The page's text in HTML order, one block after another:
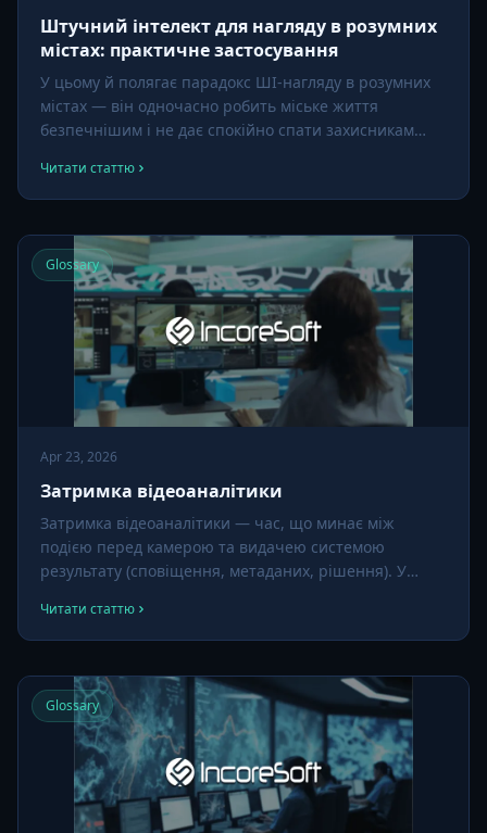
Штучний інтелект для нагляду в розумних
містах: практичне застосування
У цьому й полягає парадокс ШІ-нагляду в розумних
містах — він одночасно робить міське життя
безпечнішим і не дає спокійно спати захисникам
Читати статтю
Glossary
Apr 23, 2026
Затримка відеоаналітики
Затримка відеоаналітики — час, що минає між
подією перед камерою та видачею системою
результату (сповіщення, метаданих, рішення). У
вторгнення — затримка напряму впливає на
результати. Провідні платформи націлюються на
Читати статтю
Glossary